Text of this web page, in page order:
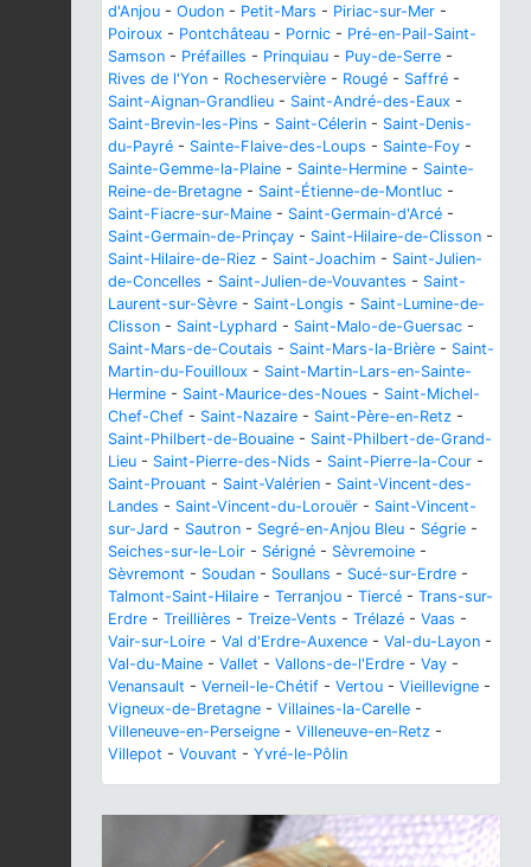
d'Anjou - Oudon - Petit-Mars - Piriac-sur-Mer -
Poiroux - Pontchâteau - Pornic - Pré-en-Pail-Saint-
Samson - Préfailles - Prinquiau - Puy-de-Serre -
Rives de l'Yon - Rocheservière - Rougé - Saffré -
Saint-Aignan-Grandlieu - Saint-André-des-Eaux -
Saint-Brevin-les-Pins - Saint-Célerin - Saint-Denis-
du-Payré - Sainte-Flaive-des-Loups - Sainte-Foy -
Sainte-Gemme-la-Plaine - Sainte-Hermine - Sainte-
Reine-de-Bretagne - Saint-Étienne-de-Montluc -
Saint-Fiacre-sur-Maine - Saint-Germain-d'Arcé -
Saint-Germain-de-Prinçay - Saint-Hilaire-de-Clisson -
Saint-Hilaire-de-Riez - Saint-Joachim - Saint-Julien-
de-Concelles - Saint-Julien-de-Vouvantes - Saint-
Laurent-sur-Sèvre - Saint-Longis - Saint-Lumine-de-
Clisson - Saint-Lyphard - Saint-Malo-de-Guersac -
Saint-Mars-de-Coutais - Saint-Mars-la-Brière - Saint-
Martin-du-Fouilloux - Saint-Martin-Lars-en-Sainte-
Hermine - Saint-Maurice-des-Noues - Saint-Michel-
Chef-Chef - Saint-Nazaire - Saint-Père-en-Retz -
Saint-Philbert-de-Bouaine - Saint-Philbert-de-Grand-
Lieu - Saint-Pierre-des-Nids - Saint-Pierre-la-Cour -
Saint-Prouant - Saint-Valérien - Saint-Vincent-des-
Landes - Saint-Vincent-du-Lorouër - Saint-Vincent-
sur-Jard - Sautron - Segré-en-Anjou Bleu - Ségrie -
Seiches-sur-le-Loir - Sérigné - Sèvremoine -
Sèvremont - Soudan - Soullans - Sucé-sur-Erdre -
Talmont-Saint-Hilaire - Terranjou - Tiercé - Trans-sur-
Erdre - Treillières - Treize-Vents - Trélazé - Vaas -
Vair-sur-Loire - Val d'Erdre-Auxence - Val-du-Layon -
Val-du-Maine - Vallet - Vallons-de-l'Erdre - Vay -
Venansault - Verneil-le-Chétif - Vertou - Vieillevigne -
Vigneux-de-Bretagne - Villaines-la-Carelle -
Villeneuve-en-Perseigne - Villeneuve-en-Retz -
Villepot - Vouvant - Yvré-le-Pôlin